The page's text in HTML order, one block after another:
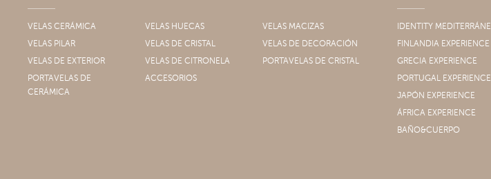
VELAS CERÁMICA VELAS HUECAS
VELAS MACIZAS
VELAS PILAR
VELAS DE CRISTAL
VELAS DE DECORACIÓN
VELAS DE EXTERIOR
VELAS DE CITRONELA
PORTAVELAS DE CRISTAL
PORTAVELAS DE
CERÁMICA
ACCESORIOS
IDENTITY
FINLANDIA EXPERIENCE
GRECIA EXPERIENCE
PORTUGAL EXPERIENCE
JAPÓN EXPERIENCE
ÁFRICA EXPERIENCE
BAÑO&CUERPO